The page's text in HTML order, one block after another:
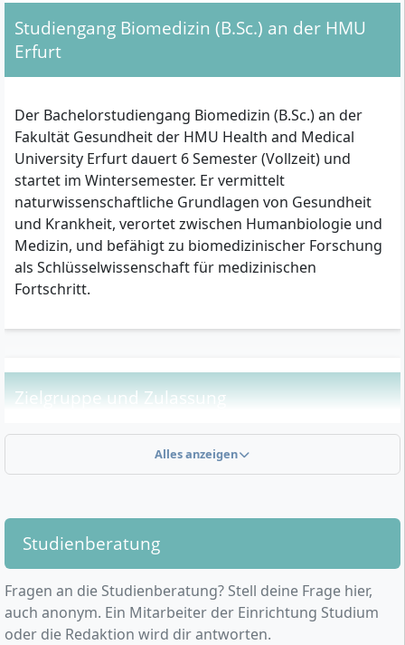
Studiengang Biomedizin (B.Sc.) an der HMU
Erfurt
Der Bachelorstudiengang Biomedizin (B.Sc.) an der
Fakultät Gesundheit der HMU Health and Medical
University Erfurt dauert 6 Semester (Vollzeit) und
startet im Wintersemester. Er vermittelt
naturwissenschaftliche Grundlagen von Gesundheit
und Krankheit, verortet zwischen Humanbiologie und
Medizin, und befähigt zu biomedizinischer Forschung
als Schlüsselwissenschaft für medizinischen
Fortschritt.​
Zielgruppe und Zulassung
biotechnologischen Methoden.​
Ideal für Humanmedizin-Student:innen nach dem
1. Abschnitt (mit/ohne M1), die medizinisch-
Alles anzeigen
Studienberatung
Fragen an die Studienberatung? Stell deine Frage hier,
auch anonym. Ein Mitarbeiter der Einrichtung Studium
oder die Redaktion wird dir antworten.